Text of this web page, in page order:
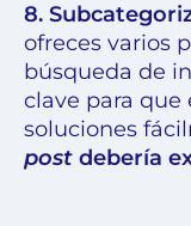
8.
ofreces varios
búsqueda de
clave para que
soluciones
post debería